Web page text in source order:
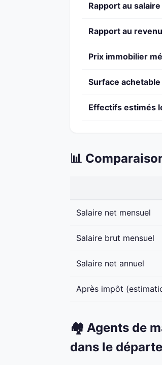
Rapport au
Rapport au
Prix immobilier
Surface achetable
Effectifs estimés
📊
Salaire net mensuel
Salaire brut mensuel
Salaire net annuel
Après impôt
🏘️ Agents de
dans le